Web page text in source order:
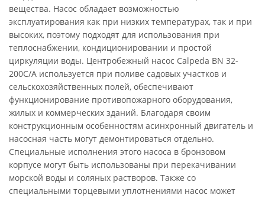
вещества. Насос обладает возможностью
эксплуатирования как при низких температурах, так и при
высоких, поэтому подходят для использования при
теплоснабжении, кондиционировании и простой
циркуляции воды. Центробежный насос Calpeda BN 32-
200C/A используется при поливе садовых участков и
сельскохозяйственных полей, обеспечивают
функционирование противопожарного оборудования,
жилых и коммерческих зданий. Благодаря своим
конструкционным особенностям асинхронный двигатель и
насосная часть могут демонтироваться отдельно.
Специальные исполнения этого насоса в бронзовом
корпусе могут быть использованы при перекачивании
морской воды и соляных растворов. Также со
специальными торцевыми уплотнениями насос может